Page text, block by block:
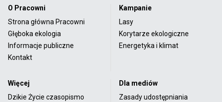
O Pracowni
Strona główna Pracowni
Głęboka ekologia
Informacje publiczne
Kontakt
Kampanie
Lasy
Korytarze ekologiczne
Energetyka i klimat
Więcej
Dzikie Życie czasopismo
Dla mediów
Zasady udostępniania